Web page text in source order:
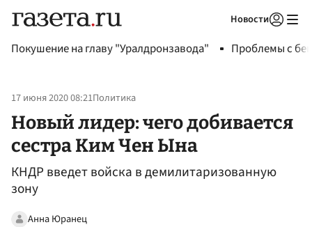
Новости
Покушение на главу "Уралдронзавода" Проблемы с
17 июня 2020 08:21Политика
Новый лидер: чего добивается
сестра Ким Чен Ына
КНДР введет войска в демилитаризованную
зону
Анна Юранец